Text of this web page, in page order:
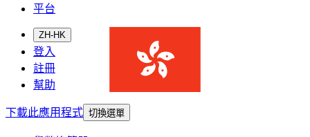
平台
ZH-HK
登入
註冊
幫助
下載此應用程式 切換選單